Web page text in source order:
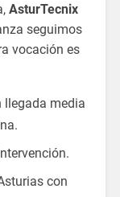
AsturTecnix
seguimos
vocación es
media
con